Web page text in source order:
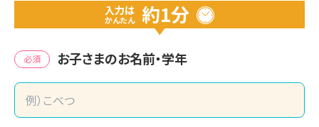
入力は
かんたん 約1分
必須 お子さまのお名前・学年